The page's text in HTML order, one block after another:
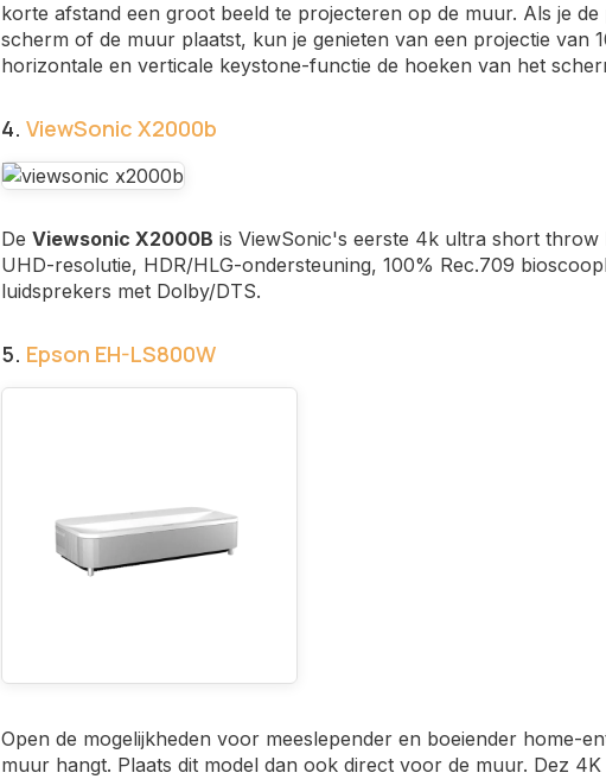
korte afstand een groot beeld te projecteren op de muur. Als je
scherm of de muur plaatst, kun je genieten van een projectie van
horizontale en verticale keystone-functie de hoeken van het
4. ViewSonic X2000b
De Viewsonic X2000B is ViewSonic's eerste 4k ultra short
UHD-resolutie, HDR/HLG-ondersteuning, 100% Rec.709
luidsprekers met Dolby/DTS.
5. Epson EH-LS800W
Open de mogelijkheden voor meeslepender en boeiender home-
muur hangt. Plaats dit model dan ook direct voor de muur. Dez